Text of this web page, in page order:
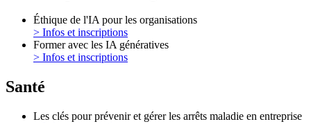
Éthique de l'IA pour les organisations
> Infos et inscriptions
Former avec les IA génératives
> Infos et inscriptions
Santé
Les clés pour prévenir et gérer les arrêts maladie en entreprise